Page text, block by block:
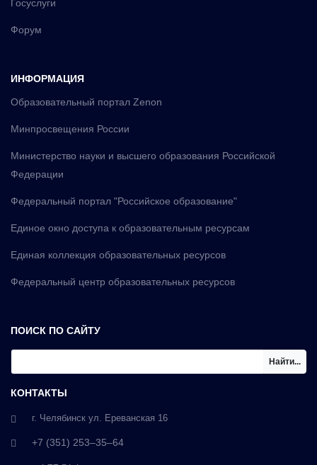
Госуслуги
Форум
ИНФОРМАЦИЯ
Образовательный портал Zenon
Минпросвещения России
Министерство науки и высшего образования Российской
Федерации
Федеральный портал "Российское образование"
Единое окно доступа к образовательным ресурсам
Единая коллекция образовательных ресурсов
Федеральный центр образовательных ресурсов
ПОИСК ПО САЙТУ
Найти...
КОНТАКТЫ
г. Челябинск ул. Ереванская 16
+7 (351) 253‒35‒64